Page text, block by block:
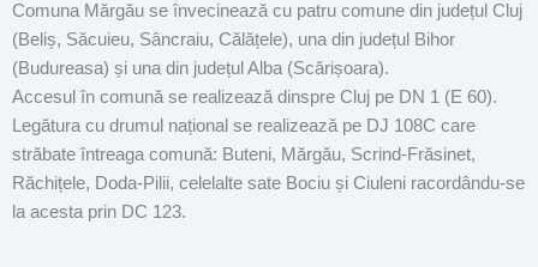
Comuna Mărgău se învecinează cu patru comune din județul Cluj
(Beliș, Săcuieu, Sâncraiu, Călățele), una din județul Bihor
(Budureasa) și una din județul Alba (Scărișoara).
Accesul în comună se realizează dinspre Cluj pe DN 1 (E 60).
Legătura cu drumul național se realizează pe DJ 108C care
străbate întreaga comună: Buteni, Mărgău, Scrind-Frăsinet,
Răchițele, Doda-Pilii, celelalte sate Bociu și Ciuleni racordându-se
la acesta prin DC 123.